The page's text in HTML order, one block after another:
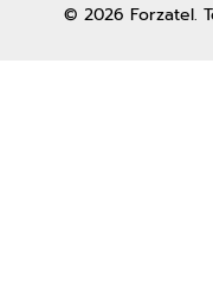
© 2026 Forzatel.